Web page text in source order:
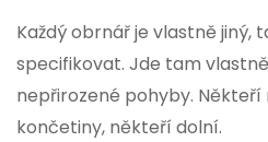
Každý obrnář je vlastně jiný,
specifikovat. Jde tam
nepřirozené pohyby.
končetiny, někteří dolní.